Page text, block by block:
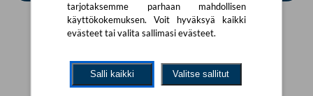
Tarkennettu haku
Yhtään tuotetta ei löytynyt. Yritä uutta hakua alla olevalla
tarjotaksemme parhaan mahdollisen
käyttökokemuksen. Voit hyväksyä kaikki
evästeet tai valita sallimasi evästeet.
Salli kaikki Valitse sallitut